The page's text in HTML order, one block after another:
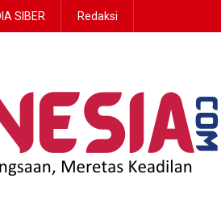
SIBER Redaksi